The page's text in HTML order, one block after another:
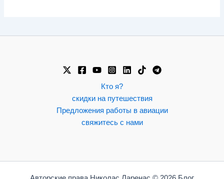
Кто я?
скидки на путешествия
Предложения работы в авиации
свяжитесь с нами